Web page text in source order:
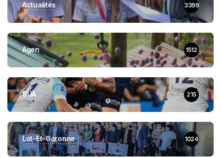
Actualités 3399
Agen 1512
SUA 215
Lot-Et-Garonne 1024